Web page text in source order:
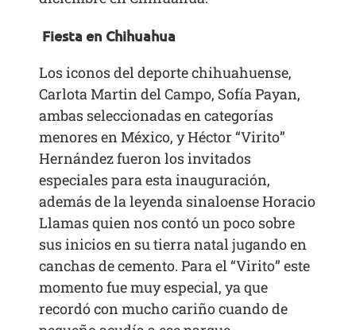
Fiesta en Chihuahua
Los iconos del deporte chihuahuense,
Carlota Martin del Campo, Sofía Payan,
ambas seleccionadas en categorías
menores en México, y Héctor “Virito”
Hernández fueron los invitados
especiales para esta inauguración,
además de la leyenda sinaloense Horacio
Llamas quien nos contó un poco sobre
sus inicios en su tierra natal jugando en
canchas de cemento. Para el “Virito” este
momento fue muy especial, ya que
recordó con mucho cariño cuando de